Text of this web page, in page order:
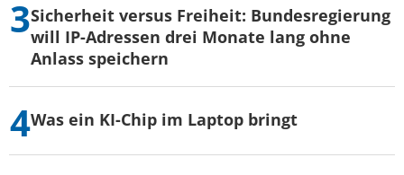
Sicherheit versus Freiheit: Bundesregierung
will IP-Adressen drei Monate lang ohne
Anlass speichern
Was ein KI-Chip im Laptop bringt